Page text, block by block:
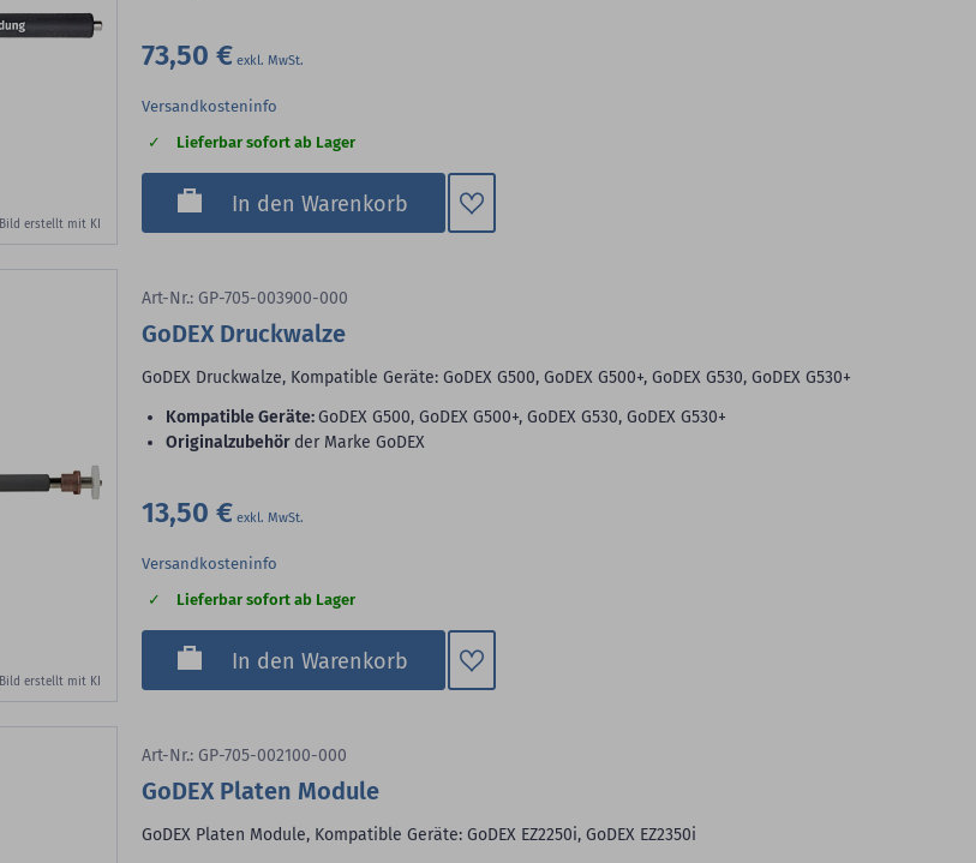
Bild erstellt mit KI
73,50 €
Versandkosteninfo
Lieferbar sofort ab Lager
In den Warenkorb
Zum
Bild erstellt mit KI
Art-Nr.: GP-705-003900-000
GoDEX Druckwalze
GoDEX Druckwalze, Kompatible Geräte: GoDEX G500, GoDEX G500+, GoDEX G530, GoDEX G530+
Kompatible Geräte:GoDEX G500, GoDEX G500+, GoDEX G530, GoDEX G530+
Originalzubehör der Marke GoDEX
13,50 €
Versandkosteninfo
Lieferbar sofort ab Lager
In den Warenkorb
Zum
Art-Nr.: GP-705-002100-000
GoDEX Platen Module
GoDEX Platen Module, Kompatible Geräte: GoDEX EZ2250i, GoDEX EZ2350i